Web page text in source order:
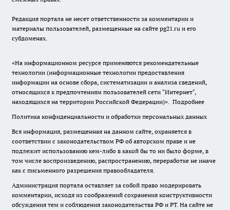
Редакция портала не несет ответственности за комментарии и
материалы пользователей, размещенные на сайте pg21.ru и его
субдоменах.
«На информационном ресурсе применяются рекомендательные
технологии (информационные технологии предоставления
информации на основе сбора, систематизации и анализа сведений,
относящихся к предпочтениям пользователей сети "Интернет",
находящихся на территории Российской Федерации)». Подробнее
Политика конфиденциальности и обработки персональных данных
Вся информация, размещенная на данном сайте, охраняется в
соответствии с законодательством РФ об авторском праве и не
подлежит использованию кем-либо в какой бы то ни было форме, в
том числе воспроизведению, распространению, переработке не иначе
как с письменного разрешения правообладателя.
Администрация портала оставляет за собой право модерировать
комментарии, исходя из соображений сохранения конструктивности
обсуждения тем и соблюдения законодательства РФ и РТ. На сайте не